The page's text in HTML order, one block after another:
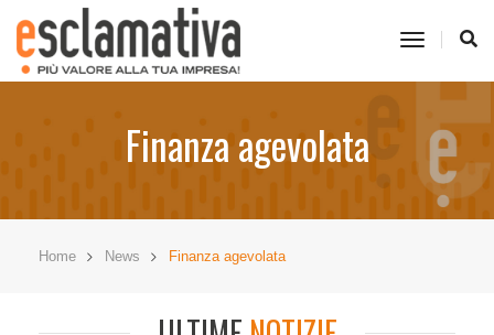
toggle
Finanza agevolata
Home News Finanza agevolata